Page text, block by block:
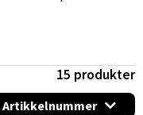
40200 eller på mail
15 produkter
Artikkelnummer